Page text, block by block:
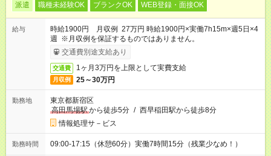
派遣 職種未経験OK ブランクOK WEB登録・面接OK
給与
時給1900円 月収例 27万円 時給1900円×実働7h15m×週5日×4
週 ※月収例を保証するものではありません。
交通費別途支給あり
交通費 1ヶ月3万円を上限として実費支給
月収例 25～30万円
勤務地
東京都新宿区
高田馬場駅から徒歩5分 / 西早稲田駅から徒歩8分
情報処理サ－ビス
勤務時間 09:00-17:15（休憩60分）実働7時間15分（残業少なめ！）